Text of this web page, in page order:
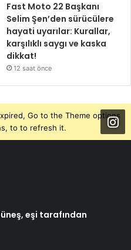
Fast Moto 22 Başkanı
Selim Şen’den sürücülere
hayati uyarılar: Kurallar,
karşılıklı saygı ve kaska
dikkat!
12 saat önce
Go to the Theme options
to to refresh it.
eşi tarafından